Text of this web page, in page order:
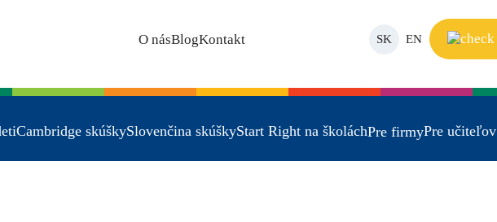
O násBlogKontakt SK EN
Cambridge skúškySlovenčina skúškyStart Right na školáchPre firmyPre učiteľov